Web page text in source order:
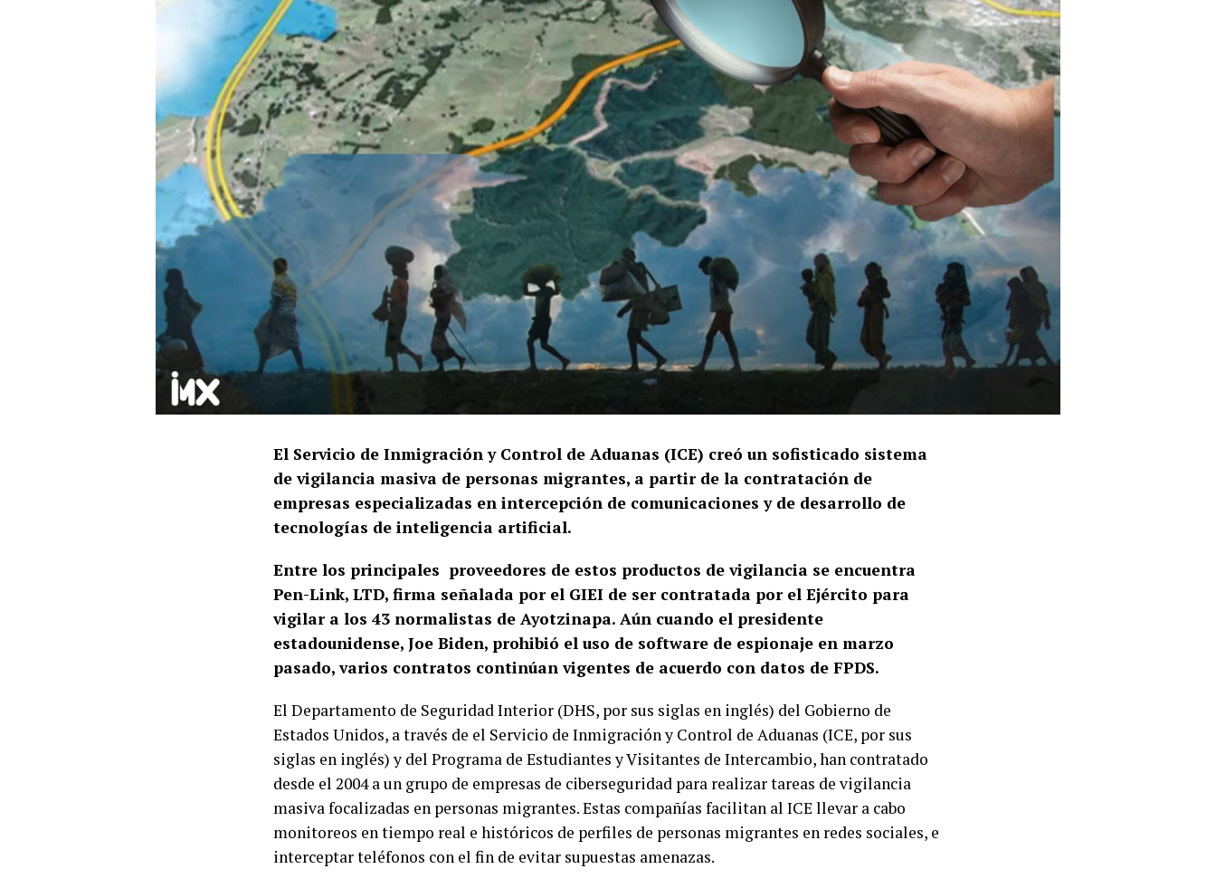
El Servicio de Inmigración y Control de Aduanas (ICE) creó un sofisticado sistema
de vigilancia masiva de personas migrantes, a partir de la contratación de
empresas especializadas en intercepción de comunicaciones y de desarrollo de
tecnologías de inteligencia artificial.
Entre los principales proveedores de estos productos de vigilancia se encuentra
Pen-Link, LTD, firma señalada por el GIEI de ser contratada por el Ejército para
vigilar a los 43 normalistas de Ayotzinapa. Aún cuando el presidente
estadounidense, Joe Biden, prohibió el uso de software de espionaje en marzo
pasado, varios contratos continúan vigentes de acuerdo con datos de FPDS.
El Departamento de Seguridad Interior (DHS, por sus siglas en inglés) del Gobierno de
Estados Unidos, a través de el Servicio de Inmigración y Control de Aduanas (ICE, por sus
siglas en inglés) y del Programa de Estudiantes y Visitantes de Intercambio, han contratado
desde el 2004 a un grupo de empresas de ciberseguridad para realizar tareas de vigilancia
masiva focalizadas en personas migrantes. Estas compañías facilitan al ICE llevar a cabo
monitoreos en tiempo real e históricos de perfiles de personas migrantes en redes sociales, e
interceptar teléfonos con el fin de evitar supuestas amenazas.